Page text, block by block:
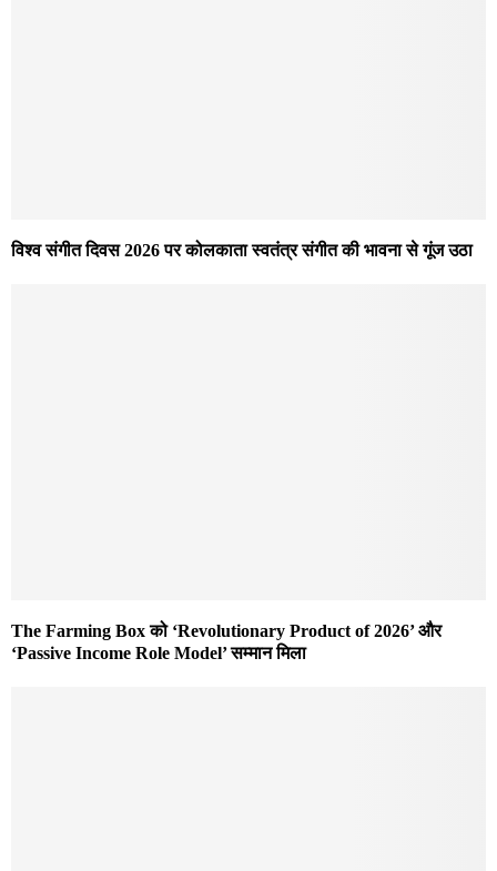
विश्व संगीत दिवस 2026 पर कोलकाता स्वतंत्र संगीत की भावना से गूंज उठा
The Farming Box को ‘Revolutionary Product of 2026’ और
‘Passive Income Role Model’ सम्मान मिला